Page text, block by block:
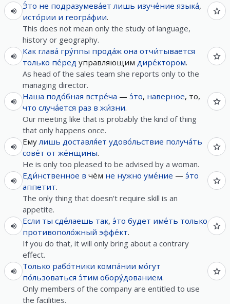
Э́то не подразумева́ет лишь изуче́ние языка́,
исто́рии и геогра́фии.
This does not mean only the study of language,
history or geography.
Как глава́ гру́ппы прода́ж она отчи́тывается
только пе́ред управляющим дире́ктором.
As head of the sales team she reports only to the
managing director.
Наша подо́бная встре́ча — э́то, наверное, то,
что случа́ется раз в жи́зни.
Our meeting like that is probably the kind of thing
that only happens once.
Емулишь доставля́ет удово́льствие получа́ть
сове́т от же́нщины.
He is only too pleased to be advised by a woman.
Еди́нственное в чём не нужно уме́ние — э́то
аппетит.
The only thing that doesn't require skill is an
appetite.
Если ты сде́лаешь так, э́то будет име́ть только
противополо́жный эффе́кт.
If you do that, it will only bring about a contrary
effect.
Только рабо́тники компа́нии мо́гут
по́льзоваться э́тим обору́дованием.
Only members of the company are entitled to use
the facilities.